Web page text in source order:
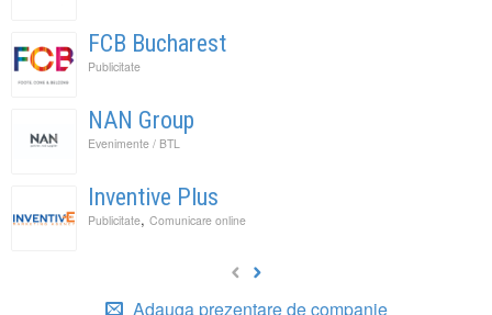
FCB Bucharest
Publicitate
NAN Group
Evenimente / BTL
Inventive Plus
Publicitate, Comunicare online
Adauga prezentare de companie